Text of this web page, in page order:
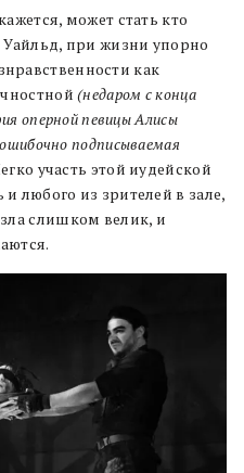
может стать кто
при жизни упорно
как
(недаром с конца
оперной певицы Алисы
подписываемая
участь этой иудейской
любого из зрителей в зале,
слишком велик, и